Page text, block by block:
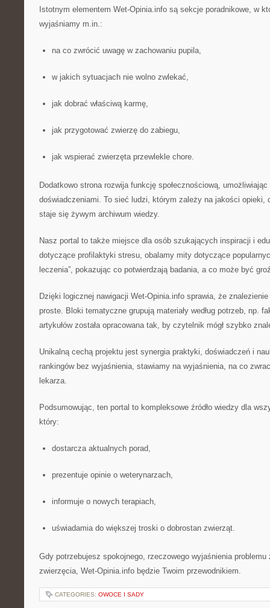
Istotnym elementem Wet-Opinia.info są sekcje poradnikowe, w
wyjaśniamy m.in.:
na co zwrócić uwagę w zachowaniu pupila,
w jakich sytuacjach nie wolno zwlekać,
jak dobrać właściwą karmę,
jak przygotować zwierzę do zabiegu,
jak wspierać zwierzęta przewlekle chore.
Dodatkowo strona rozwija funkcję społecznościową,
doświadczeniami. To sieć ludzi, którym zależy na jakości opieki,
staje się żywym archiwum wiedzy.
Nasz portal to także miejsce dla osób szukających inspiracji i
dotyczące profilaktyki stresu, obalamy mity dotyczące
leczenia”, pokazując co potwierdzają badania, a co może być
Dzięki logicznej nawigacji Wet-Opinia.info sprawia, że
proste. Bloki tematyczne grupują materiały według potrzeb, np.
artykułów została opracowana tak, by czytelnik mógł szybko
Unikalną cechą projektu jest synergia praktyki, doświadczeń i
rankingów bez wyjaśnienia, stawiamy na wyjaśnienia, na co
lekarza.
Podsumowując, ten portal to kompleksowe źródło wiedzy dla
który:
dostarcza aktualnych porad,
prezentuje opinie o weterynarzach,
informuje o nowych terapiach,
uświadamia do większej troski o dobrostan zwierząt.
Gdy potrzebujesz spokojnego, rzeczowego wyjaśnienia problemu
zwierzęcia, Wet-Opinia.info będzie Twoim przewodnikiem.
CATEGORIES: OWOCE I SADY